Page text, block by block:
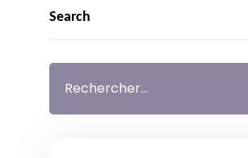
Search